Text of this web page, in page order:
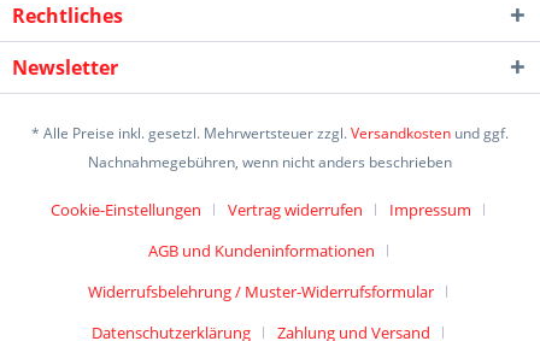
Rechtliches
Newsletter
* Alle Preise inkl. gesetzl. Mehrwertsteuer zzgl.Versandkosten und ggf.
Nachnahmegebühren, wenn nicht anders beschrieben
Cookie-Einstellungen Vertrag widerrufen
Impressum
AGB und Kundeninformationen
Widerrufsbelehrung / Muster-Widerrufsformular
Datenschutzerklärung
Zahlung und Versand